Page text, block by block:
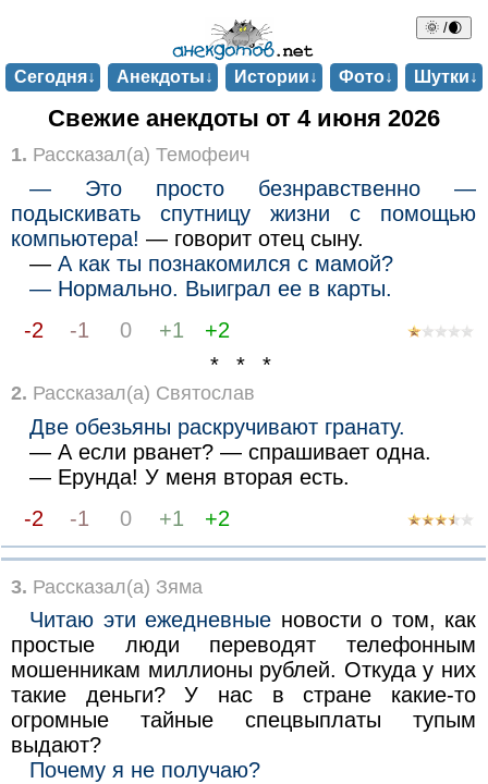
🌞 /🌒
Сегодня↓ Анекдоты↓ Истории↓ Фото↓ Шутки↓
Свежие анекдоты от 4 июня 2026
1. Рассказал(а) Темофеич
— Это просто безнравственно —
подыскивать спутницу жизни с помощью
компьютера! — говорит отец сыну.
—А как ты познакомился с мамой?
— Нормально. Выиграл ее в карты.
-2
-1 0 +1
+2
* * *
2. Рассказал(а) Святослав
Две обезьяны раскручивают гранату.
— А если рванет? — спрашивает одна.
— Ерунда! У меня вторая есть.
-2
-1 0 +1 +2
3. Рассказал(а) Зяма
Читаю эти ежедневные новости о том, как
простые люди переводят телефонным
мошенникам миллионы рублей. Откуда у них
такие деньги? У нас в стране какие-то
огромные тайные спецвыплаты тупым
выдают?
Почему я не получаю?